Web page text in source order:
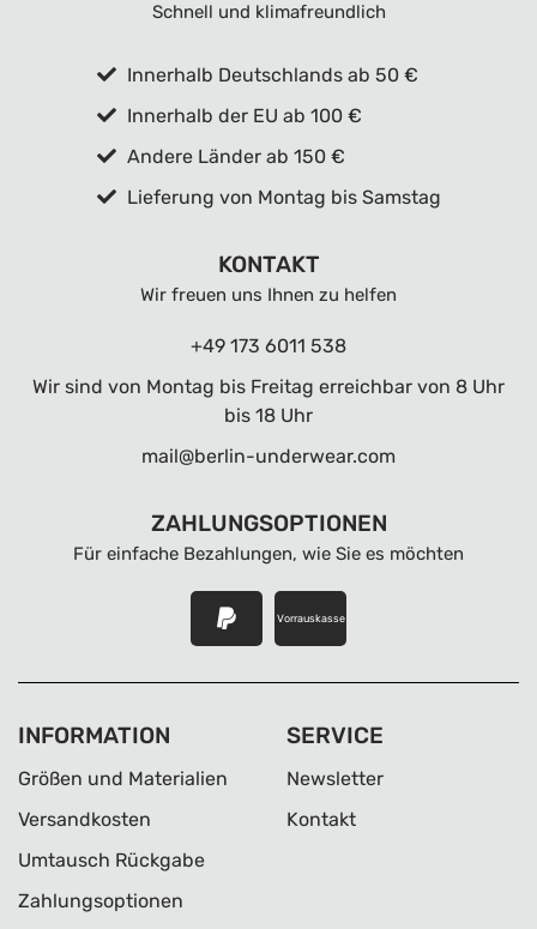
Schnell und klimafreundlich
Innerhalb Deutschlands ab 50 €
Innerhalb der EU ab 100 €
Andere Länder ab 150 €
Lieferung von Montag bis Samstag
KONTAKT
Wir freuen uns Ihnen zu helfen
+49 173 6011 538
Wir sind von Montag bis Freitag erreichbar von 8 Uhr
bis 18 Uhr
mail@berlin-underwear.com
ZAHLUNGSOPTIONEN
Für einfache Bezahlungen, wie Sie es möchten
Vorrauskasse
INFORMATION
Größen und Materialien
Versandkosten
Umtausch Rückgabe
Zahlungsoptionen
SERVICE
Newsletter
Kontakt